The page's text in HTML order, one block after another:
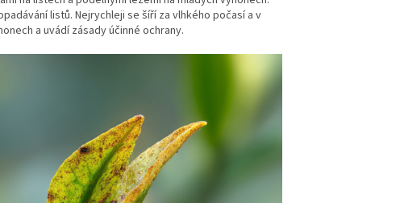
listů. Nejrychleji se šíří za vlhkého počasí a v
a uvádí zásady účinné ochrany.